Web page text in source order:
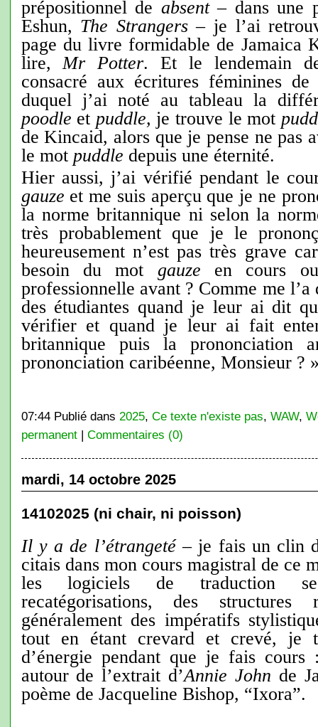
prépositionnel de absent– dans une
Eshun, The Strangers– je l’ai
page du livre formidable de Jamaica
lire,Mr Potter. Et le lendemain
consacré aux écritures féminines
duquel j’ai noté au tableau la
poodle et puddle, je trouve le mot
de Kincaid, alors que je pense ne pas
le mot puddle depuis une éternité.
Hier aussi, j’ai vérifié pendant le
gauze et me suis aperçu que je ne
la norme britannique ni selon la
très probablement que je le
heureusement n’est pas très grave
besoin du mot gauze en cours
professionnelle avant ? Comme me
des étudiantes quand je leur ai dit
vérifier et quand je leur ai fait
britannique puis la prononciation
prononciation caribéenne, Monsieur ?
07:44 Publié dans 2025, Ce texte n'existe pas, WAW,
permanent| Commentaires (0)
mardi, 14 octobre 2025
14102025 (ni chair, ni poisson)
Il y a de l’étrangeté– je fais un clin
citais dans mon cours magistral de ce
les logiciels de traduction
recatégorisations, des
généralement des impératifs
tout en étant crevard et crevé, je
d’énergie pendant que je fais
autour de l’extrait d’Annie John de
poème de Jacqueline Bishop, “Ixora”.